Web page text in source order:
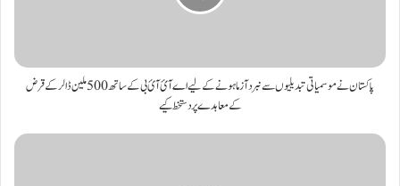
پاکستان نے موسمیاتی تبدیلیوں سے نبردآزما ہونے کے لیے اے آئ آئ بی کے ساتھ 500 ملین ڈالر کے قرض
کے معاہدے پر دستخط کیے